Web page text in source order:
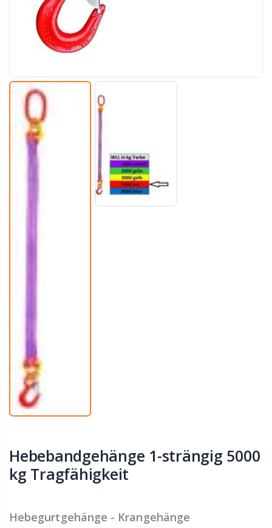
Hebebandgehänge 1-strängig 5000
kg Tragfähigkeit
Hebegurtgehänge - Krangehänge